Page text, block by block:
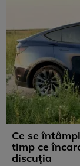
Ce se
timp ce
discuția